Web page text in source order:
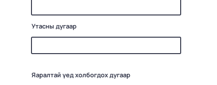
Утасны дугаар
Яаралтай үед холбогдох дугаар